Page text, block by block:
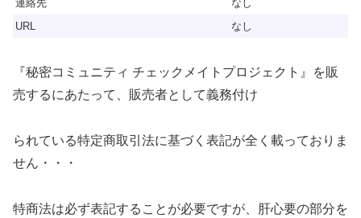
連絡先
なし
URL
なし
『秘密コミュニティ チェックメイトプロジェクト』を販
売するにあたって、販売者として義務付け
られている特定商取引法に基づく表記が全く載っておりま
せん・・・
特商法は必ず表記することが必要ですが、肝心要の部分を